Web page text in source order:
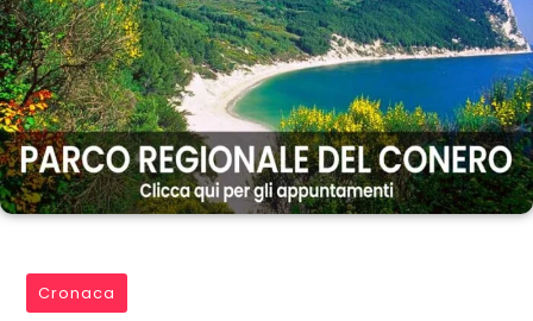
Cronaca